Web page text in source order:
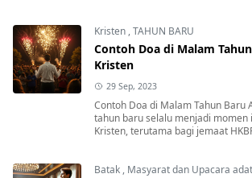
Kristen ,TAHUN BARU
Contoh Doa di Malam
Kristen
29 Sep, 2023
Contoh Doa di Malam Tahun Baru
tahun baru selalu menjadi
Kristen, terutama bagi jemaat
Batak , Masyarat dan Upacara